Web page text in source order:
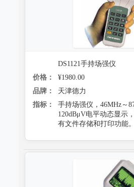
DS1121手持场强仪
价格：
¥1980.00
品牌：
天津德力
指标：
手持场强仪，46MHz～
120dBμV电平动态显示
有文件存储和打印功能。